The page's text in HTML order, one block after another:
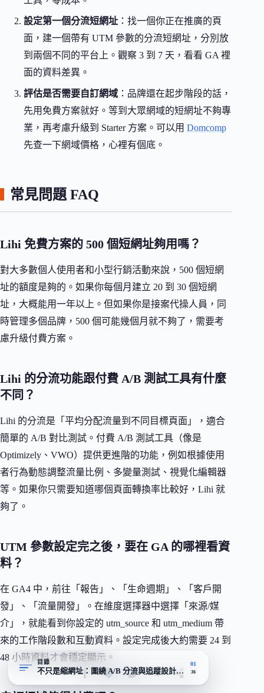
設定第一個分流短網址 ：找一個你正在推廣的頁
面，建一個帶有 UTM 參數的分流短網址，分別放
到兩個不同的平台上。觀察 3 到 7 天，看看 GA 裡
面的資料差異。
評估是否需要自訂網域 ：品牌還在起步階段的話，
先用免費方案就好。等到大眾網域的短網址不夠專
業，再考慮升級到 Starter 方案。可以用 Domcomp
先查一下網域價格，心裡有個底。
常見問題 FAQ
Lihi 免費方案的 500 個短網址夠用嗎？
對大多數個人使用者和小型行銷活動來說，500 個短網
址的額度是夠的。如果你每個月建立 20 到 30 個短網
址，大概能用一年以上。但如果你是接案代操人員，同
時管理多個品牌，500 個可能幾個月就不夠了，需要考
慮升級付費方案。
Lihi 的分流功能跟付費 A/B 測試工具有什麼
不同？
Lihi 的分流是「平均分配流量到不同目標頁面」，適合
簡單的 A/B 對比測試。付費 A/B 測試工具（像是
Optimizely、VWO）提供更進階的功能，例如根據使用
者行為動態調整流量比例、多變量測試、視覺化編輯器
等。如果你只需要知道哪個頁面轉換率比較好，Lihi 就
夠了。
UTM 參數設定完之後，要在 GA 的哪裡看資
料？
在 GA4 中，前往「報告」、「生命週期」、「客戶開
發」、「流量開發」。在維度選擇器中選擇「來源/媒
介」，就能看到你設定的 utm_source 和 utm_medium 帶
來的工作階段數和互動資料。設定完成後大約需要 24 到
48 小時資料才會穩定顯示。
目錄
不只是縮網址：圍繞 A/B 分流與追蹤設計的工具
01
36